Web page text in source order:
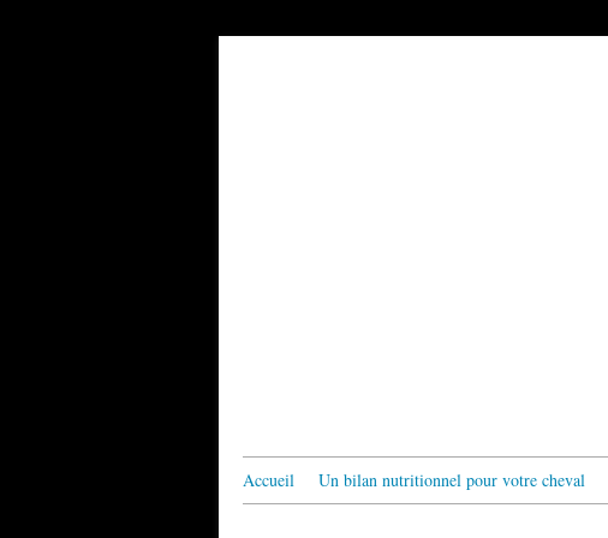
Accueil Un bilan nutritionnel pour votre cheval